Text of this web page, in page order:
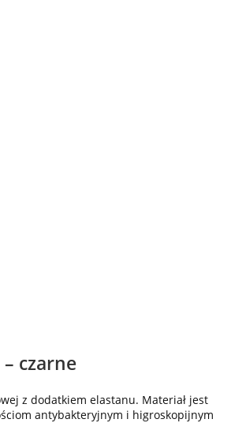
czarne
z dodatkiem elastanu. Materiał jest
antybakteryjnym i higroskopijnym